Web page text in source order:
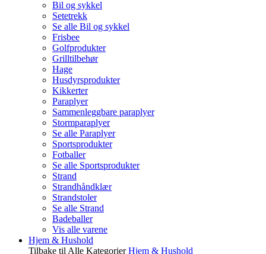
Bil og sykkel
Setetrekk
Se alle Bil og sykkel
Frisbee
Golfprodukter
Grilltilbehør
Hage
Husdyrsprodukter
Kikkerter
Paraplyer
Sammenleggbare paraplyer
Stormparaplyer
Se alle Paraplyer
Sportsprodukter
Fotballer
Se alle Sportsprodukter
Strand
Strandhåndklær
Strandstoler
Se alle Strand
Badeballer
Vis alle varene
Hjem & Hushold
Tilbake til Alle Kategorier Hjem & Hushold